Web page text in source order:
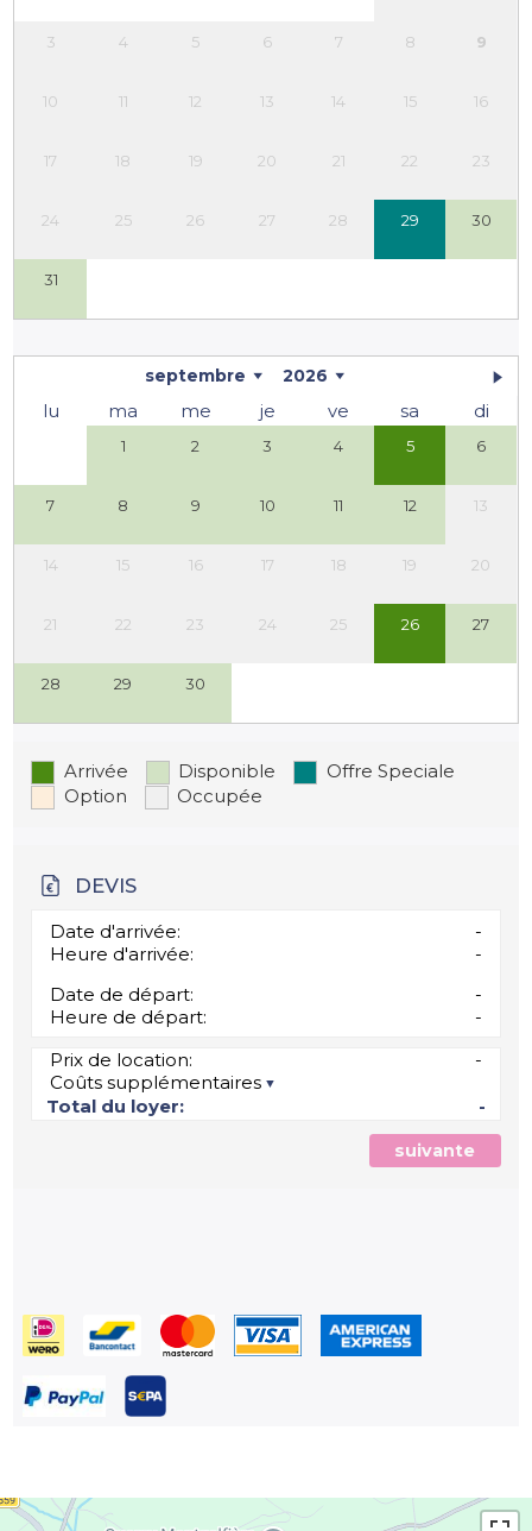
3 4 5 6 7 8 9
10 11 12 13 14 15 16
17 18 19 20 21 22 23
24 25 26 27 28 29 30
31
septembre 2026
lu ma me je ve sa di
1 2 3 4 5 6
7 8 9 10 11 12 13
14 15 16 17 18 19 20
21 22 23 24 25 26 27
28 29 30
Arrivée Disponible
Offre Speciale
Option
Occupée
DEVIS
Date d'arrivée:
-
Heure d'arrivée:
-
Date de départ:
-
Heure de départ:
-
Prix de location:
-
Coûts supplémentaires
Total du loyer:
-
suivante